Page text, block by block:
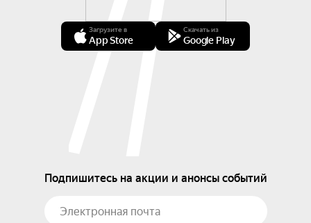
Загрузите в
App Store
Скачать из
Google Play
Подпишитесь на акции и анонсы событий